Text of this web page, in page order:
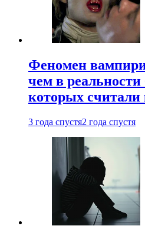
Феномен
чем в
которых
3 года спустя2 года спустя